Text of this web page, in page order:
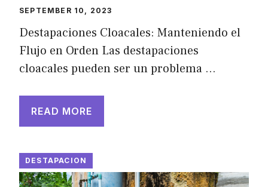
SEPTEMBER 10, 2023
Destapaciones Cloacales: Manteniendo el
Flujo en Orden Las destapaciones
cloacales pueden ser un problema …
READ MORE
DESTAPACION